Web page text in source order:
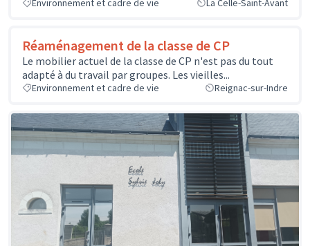
Environnement et cadre de vie La Celle-Saint-Avant
Réaménagement de la classe de CP
Le mobilier actuel de la classe de CP n'est pas du tout
adapté à du travail par groupes. Les vieilles...
Environnement et cadre de vie Reignac-sur-Indre